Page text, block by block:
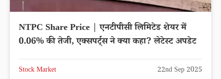
NTPC Share Price | एनटीपीसी लिमिटेड शेयर में
0.06% की तेजी, एक्सपर्ट्स ने क्या कहा? लेटेस्ट अपडेट
Stock Market 22nd Sep 2025